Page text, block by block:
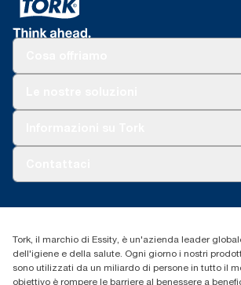
+39 0331 443896
Tork, il marchio di Essity, è un'azienda leader
dell'igiene e della salute. Ogni giorno i nostri
sono utilizzati da un miliardo di persone in tutto il
obiettivo è rompere le barriere al benessere a